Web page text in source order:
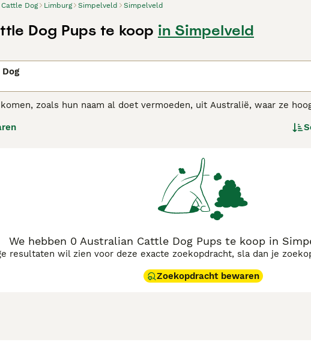
Dog Limburg Simpelveld Simpelveld
Dog Pups te koop in Simpelveld
zoals hun naam al doet vermoeden, uit Australië, waar ze
niet alleen in Australië, maar ook in andere delen van de
We hebben 0 Australian Cattle Dog Pups te koop in
resultaten wil zien voor deze exacte zoekopdracht, sla dan je
Zoekopdracht bewaren